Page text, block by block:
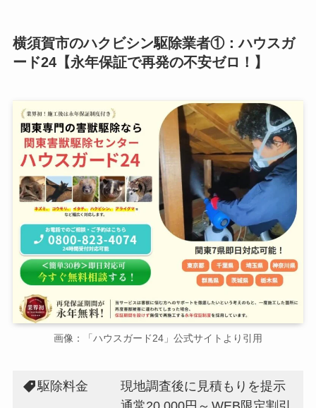
横須賀市のハクビシン駆除業者①：ハウスガ
ード24【永年保証で再発の不安ゼロ！】
画像：「ハウスガード24」公式サイトより引用
駆除料金
現地調査後に見積もりを提示